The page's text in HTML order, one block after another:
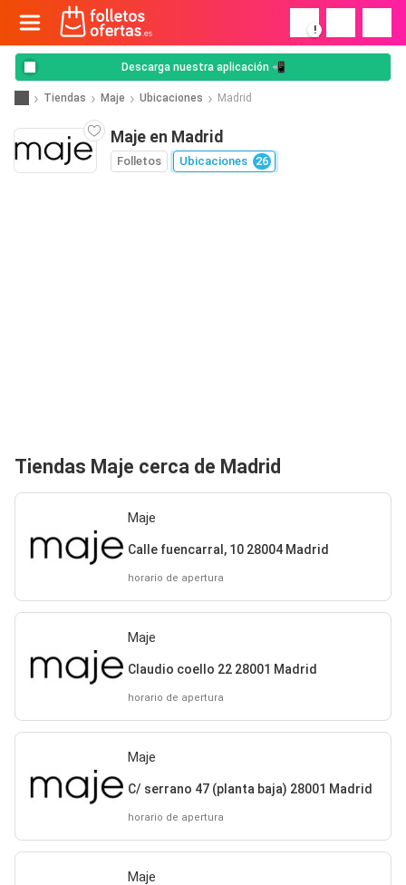
!
Descarga nuestra aplicación 📲
Tiendas Maje Ubicaciones Madrid
Maje en Madrid
Folletos Ubicaciones 26
Tiendas Maje cerca de Madrid
Maje
Calle fuencarral, 10 28004 Madrid
horario de apertura
Maje
Claudio coello 22 28001 Madrid
horario de apertura
Maje
C/ serrano 47 (planta baja) 28001 Madrid
horario de apertura
Maje